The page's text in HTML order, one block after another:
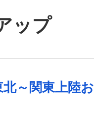
ップ
北～関東上陸お